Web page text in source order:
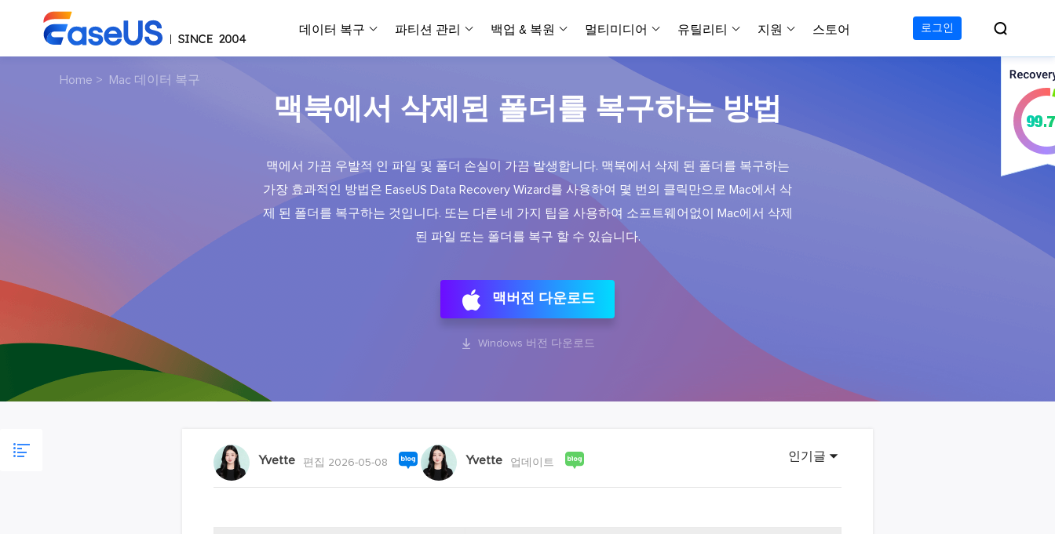
데이터 복구
데이터 복구 마법사 Windows
Windows 데이터 복구
Mac 데이터 복구
모바일 데이터 복구
AI-Powered
버전 선택
데이터 복구 프로
데이터 복구 테크니션
복구 유형
휴지통 비우기 복구
SD 카드 데이터 복구
USB 데이터 복구
데이터 복구 무료
데이터 복구 테크니션
iOS기기
데이터 복구 프로
데이터 복구 무료
데이터 복구 프로
데이터 복구 App
PC 버전
손상된 사진 복구
손상된 파일 복구
온라인 도구
온라인 동영상 복구
온리인 사진 복구
온리인 파일 복구
파티션 관리
파티션 마스터 Windows
개인 디스크 관리 툴
Mac 디스크 관리 도구
비지니스 디스크 관리 최적화 프로그램
파티션 마스터 무료
파티션 마스터 프로
하드 디스크 복제 프로
SSD 마이그레이션
하드 디스크 복제 테크니션
백업 & 복원
투두 백업 개인버전
개인 백업 솔루션
워크스테이션 및 서버 백업 솔루션
비지니스 백업 솔루션
중앙 집중식 백업 전략
시스템 배포
투두 백업 홈
투두 백업 Mac
멀티미디어
스크린 캡쳐
무료 컴퓨터 캡쳐 도구
비디오 툴깃
비디오 에디터
간편한 동영상 편집 소프트웨어
동영상 다운로드 맟 음원 추출
Windows버전 RecExperts
Mac버전 RecExperts
비디오 다운로더
비디오 다운로더 Mac 버
유틸리티
데이터 전송
아이폰 도구
Todo PCTrans
PC 간 데이터 전송
로컬 디스크 간에 앱 전송
iPhone 데이터 전송
PC 전송 무료
PC 전송 테크니션
아이폰 데이터 전송 무료
아이폰 데이터 전송 프로
지원
다운로드
설치 프로그램 다운로드
스토어 로그인 
Home > Mac 데이터 복구
맥북에서 삭제된 폴더를 복구하는 방법
맥에서 가끔 우발적 인 파일 및 폴더 손실이 가끔 발생합니다. 맥북에서 삭제 된 폴더를 복구하는
가장 효과적인 방법은 EaseUS Data Recovery Wizard를 사용하여 몇 번의 클릭만으로 Mac에서 삭
제 된 폴더를 복구하는 것입니다. 또는 다른 네 가지 팁을 사용하여 소프트웨어없이 Mac에서 삭제
된 파일 또는 폴더를 복구 할 수 있습니다.
맥버전 다운로드
 Windows 버전 다운로드
Yvette 편집 2026-05-08 Yvette 업데이트 인기글